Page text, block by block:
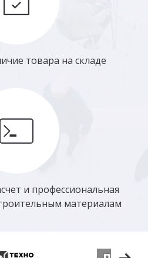
товара на складе
и профессиональная
материалам